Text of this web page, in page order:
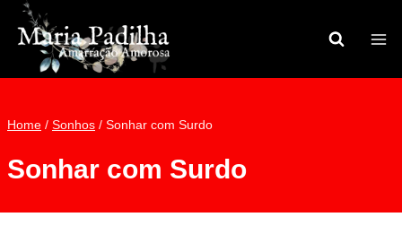
Pular
para
Conteúdo
Home / Sonhos / Sonhar com Surdo
Sonhar com Surdo